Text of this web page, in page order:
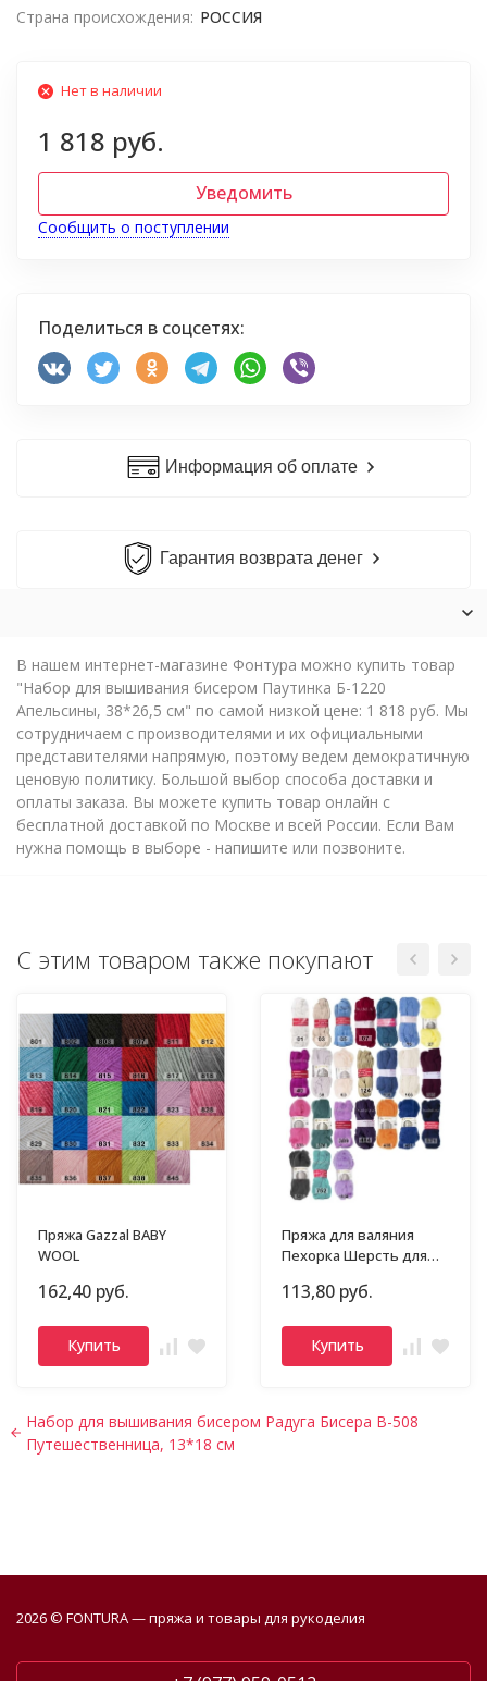
Страна происхождения: РОССИЯ
Нет в наличии
1 818 руб.
Уведомить
Сообщить о поступлении
Поделиться в соцсетях:
Информация об оплате
Гарантия возврата денег
В нашем интернет-магазине Фонтура можно купить товар
"Набор для вышивания бисером Паутинка Б-1220
Апельсины, 38*26,5 см" по самой низкой цене: 1 818 руб. Мы
сотрудничаем с производителями и их официальными
представителями напрямую, поэтому ведем демократичную
ценовую политику. Большой выбор способа доставки и
оплаты заказа. Вы можете купить товар онлайн с
бесплатной доставкой по Москве и всей России. Если Вам
нужна помощь в выборе - напишите или позвоните.
С этим товаром также покупают
Пряжа Gazzal BABY
WOOL
162,40 руб.
Купить
Пряжа для валяния
Пехорка Шерсть для
113,80 руб.
Купить
Набор для вышивания бисером Радуга Бисера В-508
Путешественница, 13*18 см
2026 © FONTURA — пряжа и товары для рукоделия